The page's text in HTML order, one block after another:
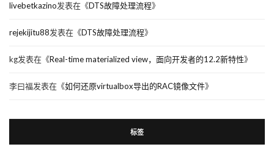
livebetkazino发表在《DTS故障处理流程》
rejekijitu88发表在《DTS故障处理流程》
kg发表在《Real-time materialized view，面向开发者的12.2新特性》
李曰福发表在《如何还原virtualbox导出的RAC镜像文件》
标签